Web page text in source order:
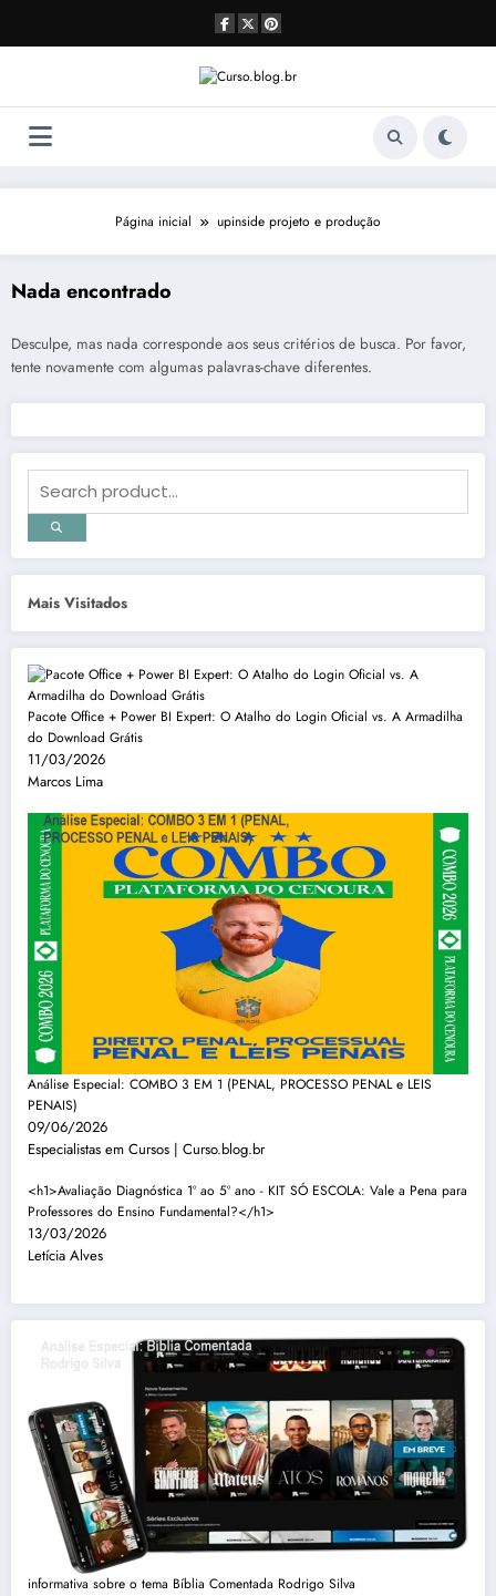
o
Página inicial upinside projeto e produção
Nada encontrado
Desculpe, mas nada corresponde aos seus critérios de busca. Por favor,
tente novamente com algumas palavras-chave diferentes.
Mais Visitados
Pacote Office + Power BI Expert: O Atalho do Login Oficial vs. A Armadilha
do Download Grátis
11/03/2026
Marcos Lima
Análise Especial: COMBO 3 EM 1 (PENAL, PROCESSO PENAL e LEIS
PENAIS)
09/06/2026
Especialistas em Cursos | Curso.blog.br
<h1>Avaliação Diagnóstica 1º ao 5º ano - KIT SÓ ESCOLA: Vale a Pena para
Professores do Ensino Fundamental?</h1>
13/03/2026
Letícia Alves
informativa sobre o tema Bíblia Comentada Rodrigo Silva